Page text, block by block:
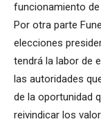
funcionamiento
Por otra parte
elecciones
tendrá la labor de
las autoridades
de la oportunidad
reivindicar los